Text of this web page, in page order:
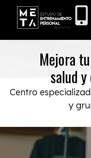
Mejora
salud
Centro
y